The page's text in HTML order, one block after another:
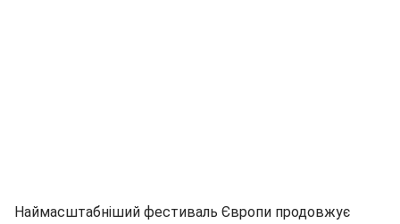
Наймасштабніший фестиваль Європи продовжує